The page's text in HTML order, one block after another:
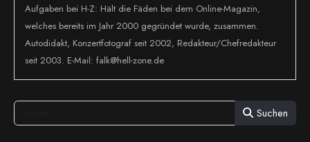
Aufgaben bei H-Z: Hält die Fäden bei dem Online-Magazin,
welches bereits im Jahr 2000 gegründet wurde, zusammen.
Autodidakt, Konzertfotograf seit 2002, Redakteur/Chefredakteur
seit 2003. E-Mail: falk@hell-zone.de
Suchen